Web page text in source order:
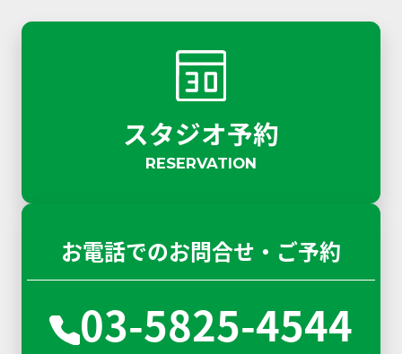
スタジオ予約
RESERVATION
お電話でのお問合せ・ご予約
03-5825-4544